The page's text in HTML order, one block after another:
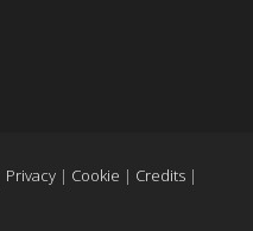
Privacy | Cookie | Credits |